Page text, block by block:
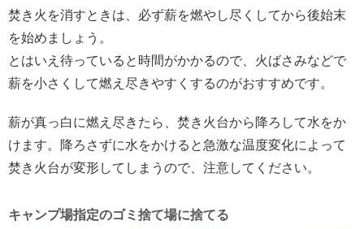
焚き火を消すときは、必ず薪を燃やし尽くしてから後始末
を始めましょう。
とはいえ待っていると時間がかかるので、火ばさみなどで
薪を小さくして燃え尽きやすくするのがおすすめです。
薪が真っ白に燃え尽きたら、焚き火台から降ろして水をか
けます。降ろさずに水をかけると急激な温度変化によって
焚き火台が変形してしまうので、注意してください。
キャンプ場指定のゴミ捨て場に捨てる